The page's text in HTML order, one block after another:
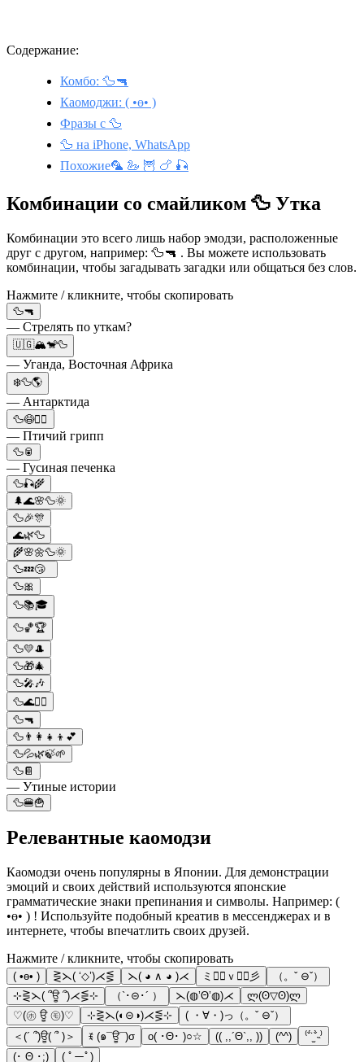
Содержание:
Комбо: 🦆🔫
Каомоджи: ( •ө• )
Фразы с 🦆
🦆 на iPhone, WhatsApp
Похожие🦜 🦢 🦉 🍗 🎣
Комбинации со смайликом 🦆 Утка
Комбинации это всего лишь набор эмодзи, расположенные
друг с другом, например: 🦆🔫 . Вы можете использовать
комбинации, чтобы загадывать загадки или общаться без слов.
Нажмите / кликните, чтобы скопировать
🦆🔫
— Стрелять по уткам?
🇺🇬🏔️🐒🦆
— Уганда, Восточная Африка
❄️🦆🌎
— Антарктида
🦆😷🙍‍♀️
— Птичий грипп
🦆🥫
— Гусиная печенка
🦆🎣🌾
🌲🌊🌸🦆🌞
🦆🎉🎊
🌊🌿🦆
🌾🌸🌼🦆🌞
🦆💤😴
🦆🎀
🦆📚🎓
🦆🏀🏆
🦆💛🎩
🦆🎁🎄
🦆🎤🎶
🦆🌊🏄‍♂️
🦆🔫
🦆👨‍👩‍👧‍👦💕
🦆💦🌿🍃🌱
🦆📔
— Утиные истории
🦆🍔🍟
Релевантные каомодзи
Каомодзи очень популярны в Японии. Для демонстрации
эмоций и своих действий используются японские
грамматические знаки препинания и символы. Например: (
•ө• ) ! Используйте подобный креатив в мессенджерах и в
интернете, чтобы впечатлить своих друзей.
Нажмите / кликните, чтобы скопировать
( •ө• ) ⋛⋋( ‘◇’)⋌⋚ ⋋( ◕ ∧ ◕ )⋌ ミ◕ฺｖ◕ฺ彡
（。ˇ ⊖ˇ）
⊹⋛⋋( ՞ਊ ՞)⋌⋚⊹
（`･⊝･´ ） ⋋(◍’Θ’◍)⋌
ლ(ʘ▽ʘ)ლ
♡(㋭ ਊ ㋲)♡
⊹⋛⋋(◐⊝◑)⋌⋚⊹
( ・∀・)っ（。ˇ ⊖ˇ）
＜(´ ՞)ਊ( ՞ )＞
ꉂ (๑¯ਊ¯)σ o( ･Θ･ )○☆ (( ,,´Θ`,, )) (^^)
⁽ˇ́˙̫ˇ̀˵⁾
(･ Θ ･;)
( ﾟーﾟ)